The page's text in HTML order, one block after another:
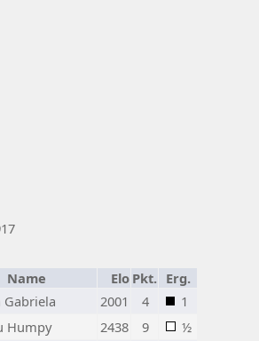
Name Elo Pkt. Erg.
Gabriela 2001 4
1
Humpy 2438 9 ½